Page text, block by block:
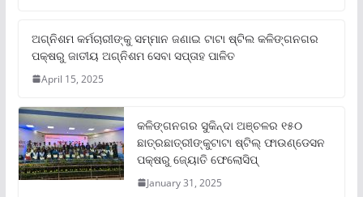
ଅଗ୍ନିଶମ କର୍ମଚାରୀଙ୍କୁ ସମ୍ମାନ ଜଣାଇ ଟାଟା ଷ୍ଟିଲ କଳିଙ୍ଗନଗର
ପକ୍ଷରୁ ଜାତୀୟ ଅଗ୍ନିଶମ ସେବା ସପ୍ତାହ ପାଳିତ
April 15, 2025
କଳିଙ୍ଗନଗର ସୁକିନ୍ଦା ଅଞ୍ଚଳର ୧୫୦
ଛାତ୍ରଛାତ୍ରୀଙ୍କୁଟାଟା ଷ୍ଟିଲ୍ ଫାଉଣ୍ଡେସନ
ପକ୍ଷରୁ ଜ୍ୟୋତି ଫେଲୋସିପ୍‌
January 31, 2025